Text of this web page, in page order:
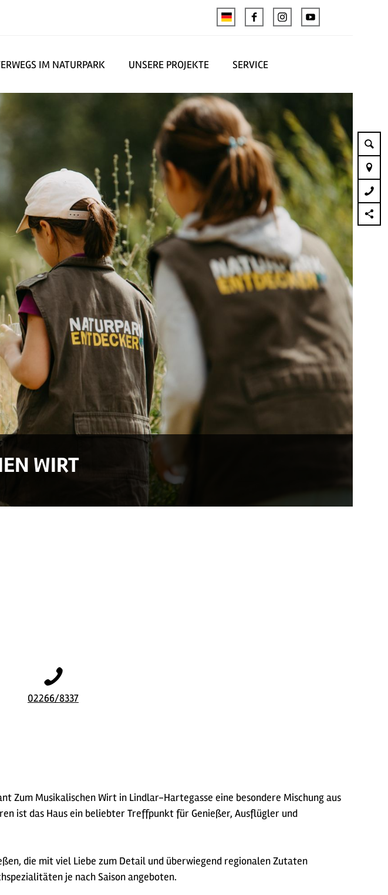
IM NATURPARK UNSERE PROJEKTE SERVICE
WIRT
02266/8337
Zum Musikalischen Wirt in Lindlar-Hartegasse eine besondere Mischung aus
ist das Haus ein beliebter Treffpunkt für Genießer, Ausflügler und
die mit viel Liebe zum Detail und überwiegend regionalen Zutaten
je nach Saison angeboten.